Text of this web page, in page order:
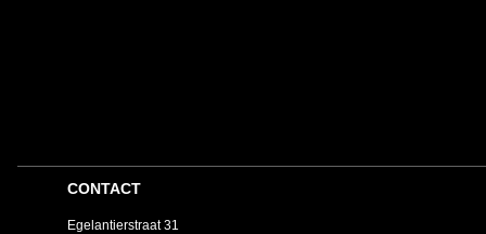
CONTACT
Egelantierstraat 31